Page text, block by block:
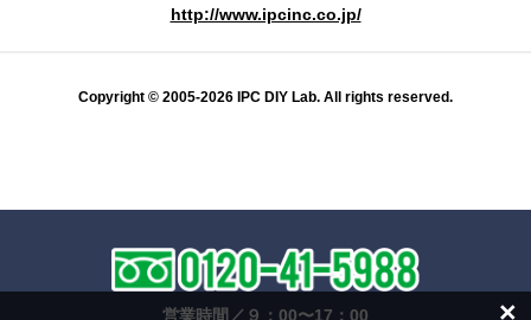
×
http://www.ipcinc.co.jp/
Copyright © 2005-2026 IPC DIY Lab. All rights reserved.
営業時間／９：00〜17：00